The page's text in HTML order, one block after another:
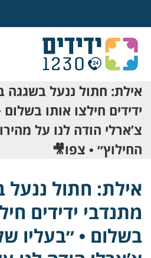
אילת: חתול ננעל בשגגה
ידידים חילצו אותו
צ’ארלי הודה לנו על
החילוץ״ • צפו🎥
אילת: חתול ננעל
מתנדבי ידידים
בשלום • ״בעליו